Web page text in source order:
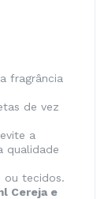
fragrância
de vez
a
qualidade
ou tecidos.
Cereja e